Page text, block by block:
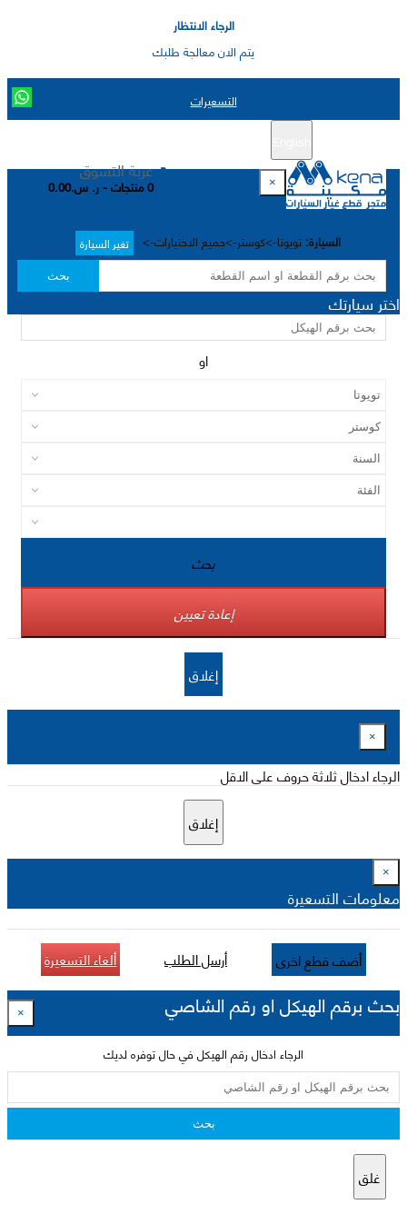
الرجاء الانتظار
يتم الان معالجة طلبك
التسعيرات
عربة التسوق
0 منتجات - ر. س.0.00
السيارة: تويوتا->كوستر->جميع الاختيارات-> تغير السيارة
بحث
×
اختر سيارتك
او
بحث
إعادة تعيين
إغلاق
×
الرجاء ادخال ثلاثة حروف على الاقل
إغلاق
×
معلومات التسعيرة
أضف قطع اخرى أرسل الطلب ألغاء التسعيرة
بحث برقم الهيكل او رقم الشاصي ×
الرجاء ادخال رقم الهيكل في حال توفره لديك
بحث
غلق